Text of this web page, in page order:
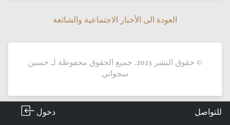
العودة الى الأخبار الاجتماعية والشائعة
© حقوق النشر 2023. جميع الحقوق محفوظة لـ حسين
سجواني
للتواصل دخول